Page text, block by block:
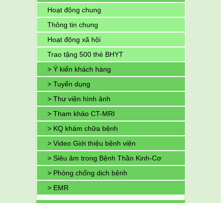
Hoạt động chung
Thông tin chung
Hoạt động xã hội
Trao tặng 500 thẻ BHYT
> Ý kiến khách hàng
> Tuyển dụng
> Thư viện hình ảnh
> Tham khảo CT-MRI
> KQ khám chữa bệnh
> Video Giới thiệu bệnh viện
> Siêu âm trong Bệnh Thần Kinh-Cơ
> Phòng chống dịch bệnh
> EMR